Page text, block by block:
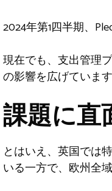
2024年第1四半期、
現在でも、支出管理
の影響を広げています
課題に直
とはいえ、英国では
いる一方で、欧州全